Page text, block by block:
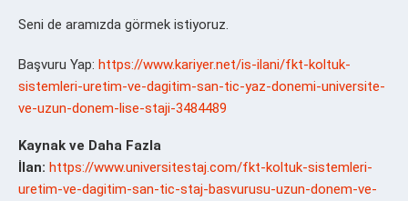
Seni de aramızda görmek istiyoruz.
Başvuru Yap: https://www.kariyer.net/is-ilani/fkt-koltuk-
sistemleri-uretim-ve-dagitim-san-tic-yaz-donemi-universite-
ve-uzun-donem-lise-staji-3484489
Kaynak ve Daha Fazla
İlan: https://www.universitestaj.com/fkt-koltuk-sistemleri-
uretim-ve-dagitim-san-tic-staj-basvurusu-uzun-donem-ve-